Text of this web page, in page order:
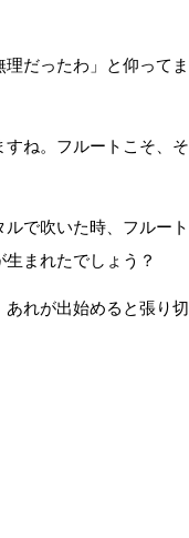
だったわ」と仰ってま
ね。フルートこそ、そ
で吹いた時、フルート
まれたでしょう？
れが出始めると張り切